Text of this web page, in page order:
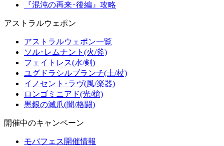
『混沌の再来･後編』攻略
アストラルウェポン
アストラルウェポン一覧
ソル･レムナント(火/斧)
フェイトレス(水/剣)
ユグドラシルブランチ(土/杖)
イノセント･ラヴ(風/楽器)
ロンゴミニアド(光/槍)
黒銀の滅爪(闇/格闘)
開催中のキャンペーン
モバフェス開催情報